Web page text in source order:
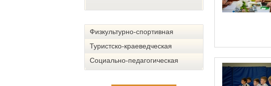
Физкультурно-спортивная
Туристско-краеведческая
Социально-педагогическая